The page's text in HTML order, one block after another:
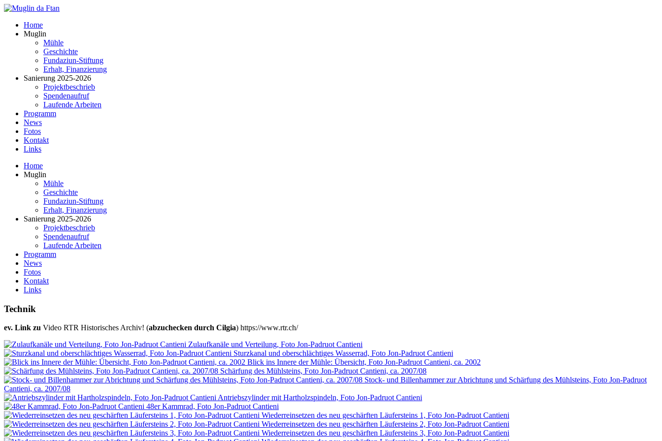
Home
Muglin
Mühle
Geschichte
Fundaziun-Stiftung
Erhalt, Finanzierung
Sanierung 2025-2026
Projektbeschrieb
Spendenaufruf
Laufende Arbeiten
Programm
News
Fotos
Kontakt
Links
Home
Muglin
Mühle
Geschichte
Fundaziun-Stiftung
Erhalt, Finanzierung
Sanierung 2025-2026
Projektbeschrieb
Spendenaufruf
Laufende Arbeiten
Programm
News
Fotos
Kontakt
Links
Technik
ev. Link zu Video RTR Historisches Archiv! (abzuchecken durch Cilgia) https://www.rtr.ch/
Zulaufkanäle und Verteilung, Foto Jon-Padruot Cantieni
Sturzkanal und oberschlächtiges Wasserrad, Foto Jon-Padruot Cantieni
Blick ins Innere der Mühle: Übersicht, Foto Jon-Padruot Cantieni, ca. 2002
Schärfung des Mühlsteins, Foto Jon-Padruot Cantieni, ca. 2007/08
Stock- und Billenhammer zur Abrichtung und Schärfung des Mühlsteins, Foto Jon-Padruot
Cantieni, ca. 2007/08
Antriebszylinder mit Hartholzspindeln, Foto Jon-Padruot Cantieni
48er Kammrad, Foto Jon-Padruot Cantieni
Wiederreinsetzen des neu geschärften Läufersteins 1, Foto Jon-Padruot Cantieni
Wiederreinsetzen des neu geschärften Läufersteins 2, Foto Jon-Padruot Cantieni
Wiederreinsetzen des neu geschärften Läufersteins 3, Foto Jon-Padruot Cantieni